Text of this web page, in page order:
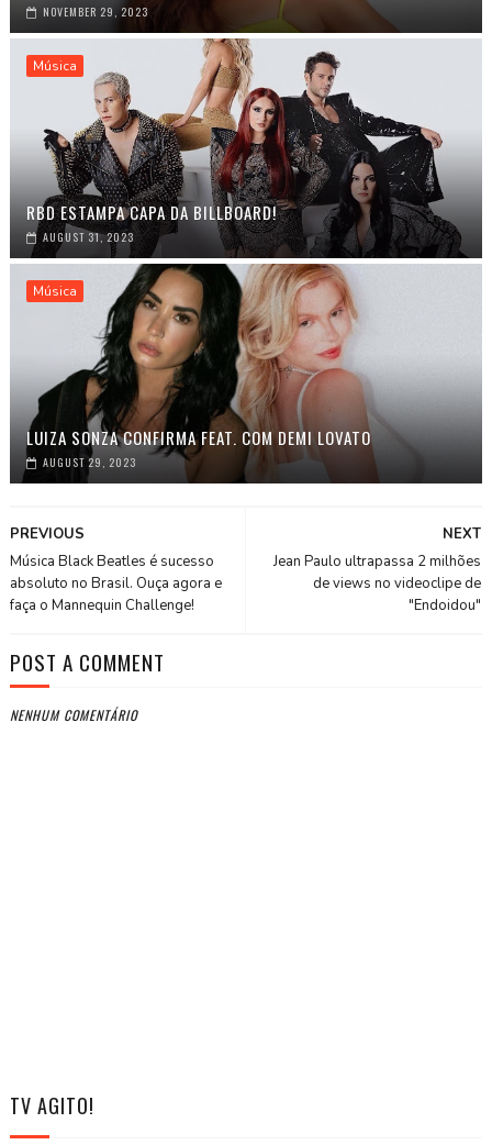
NOVEMBER 29, 2023
Música
RBD ESTAMPA CAPA DA BILLBOARD!
AUGUST 31, 2023
Música
LUIZA SONZA CONFIRMA FEAT. COM DEMI LOVATO
AUGUST 29, 2023
NEXT
Jean Paulo ultrapassa 2 milhões
de views no videoclipe de
"Endoidou"
PREVIOUS
Música Black Beatles é sucesso
absoluto no Brasil. Ouça agora e
faça o Mannequin Challenge!
POST A COMMENT
NENHUM COMENTÁRIO
TV AGITO!